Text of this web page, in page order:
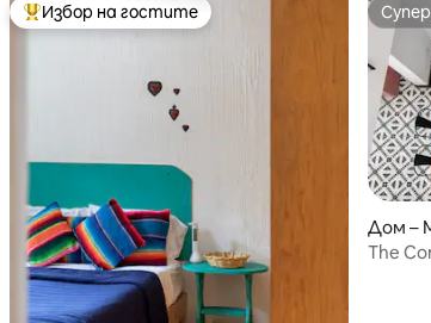
4,94 от 5, 204 отзива
Най-популярен избор на гостите
Избор на гостите
Дом –
The